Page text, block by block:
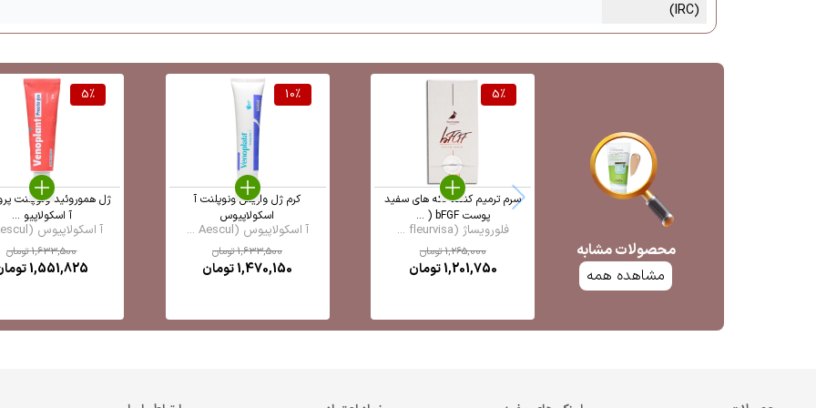
(IRC)
محصولات مشابه
مشاهده همه
5%
سرم ترمیم کننده لکه های سفید
پوست bFGF ( ...
فلورویساژ (fleurvisa ...
1,265,000تومان
1,201,750تومان
10%
کرم ژل واریس ونوپلنت آ
اسکولاپیوس
آ اسکولاپیوس (Aescul ...
1,633,500تومان
1,470,150تومان
5%
ژل هموروئید ونوپلنت
آ اسکولاپیو ...
آ اسکولاپیوس (Aescul ...
1,633,500تومان
1,551,825